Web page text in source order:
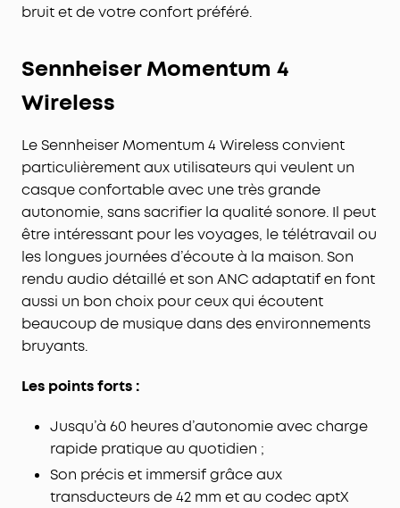
bruit et de votre confort préféré.
Sennheiser Momentum 4
Wireless
Le Sennheiser Momentum 4 Wireless convient
particulièrement aux utilisateurs qui veulent un
casque confortable avec une très grande
autonomie, sans sacrifier la qualité sonore. Il peut
être intéressant pour les voyages, le télétravail ou
les longues journées d’écoute à la maison. Son
rendu audio détaillé et son ANC adaptatif en font
aussi un bon choix pour ceux qui écoutent
beaucoup de musique dans des environnements
bruyants.
Les points forts :
Jusqu’à 60 heures d’autonomie avec charge
rapide pratique au quotidien ;
Son précis et immersif grâce aux
transducteurs de 42 mm et au codec aptX